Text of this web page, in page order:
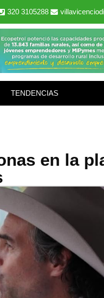
320 3105288
TENDENCIAS
en la